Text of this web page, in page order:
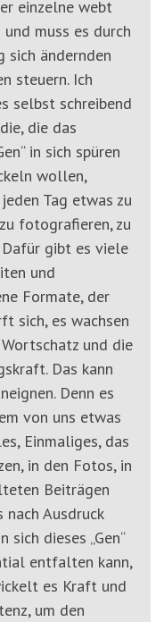
einzelne webt
und muss es durch
sich ändernden
steuern. Ich
selbst schreibend
die das
in sich spüren
wollen,
Tag etwas zu
fotografieren, zu
gibt es viele
und
Formate, der
sich, es wachsen
und die
Das kann
Denn es
von uns etwas
Einmaliges, das
in den Fotos, in
Beiträgen
nach Ausdruck
sich dieses „Gen“
entfalten kann,
es Kraft und
um den